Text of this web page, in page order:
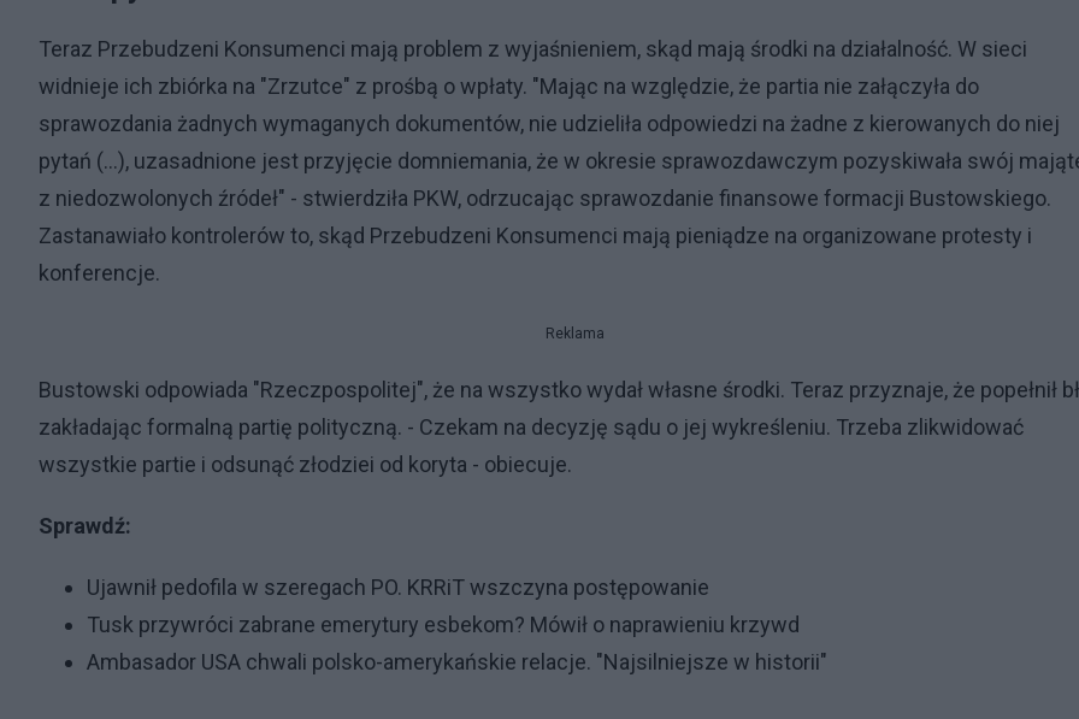
Teraz Przebudzeni Konsumenci mają problem z wyjaśnieniem, skąd mają środki na działalność. W sieci
widnieje ich zbiórka na "Zrzutce" z prośbą o wpłaty. "Mając na względzie, że partia nie załączyła do
sprawozdania żadnych wymaganych dokumentów, nie udzieliła odpowiedzi na żadne z kierowanych do niej
pytań (…), uzasadnione jest przyjęcie domniemania, że w okresie sprawozdawczym pozyskiwała swój
z niedozwolonych źródeł" - stwierdziła PKW, odrzucając sprawozdanie finansowe formacji Bustowskiego.
Zastanawiało kontrolerów to, skąd Przebudzeni Konsumenci mają pieniądze na organizowane protesty i
konferencje.
Reklama
Bustowski odpowiada "Rzeczpospolitej", że na wszystko wydał własne środki. Teraz przyznaje, że popełnił
zakładając formalną partię polityczną. - Czekam na decyzję sądu o jej wykreśleniu. Trzeba zlikwidować
wszystkie partie i odsunąć złodziei od koryta - obiecuje.
Sprawdź:
Ujawnił pedofila w szeregach PO. KRRiT wszczyna postępowanie
Tusk przywróci zabrane emerytury esbekom? Mówił o naprawieniu krzywd
Ambasador USA chwali polsko-amerykańskie relacje. "Najsilniejsze w historii"